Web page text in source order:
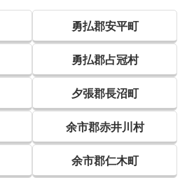
勇払郡安平町
勇払郡占冠村
夕張郡長沼町
余市郡赤井川村
余市郡仁木町